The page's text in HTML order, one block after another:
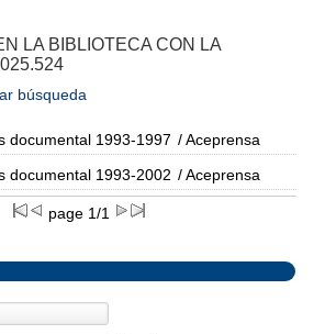
LA BIBLIOTECA CON LA
búsqueda
documental 1993-1997 / Aceprensa
documental 1993-2002 / Aceprensa
page 1/1